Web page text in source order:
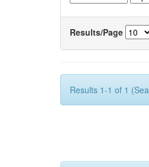
Results/Page
Results 1-1 of 1